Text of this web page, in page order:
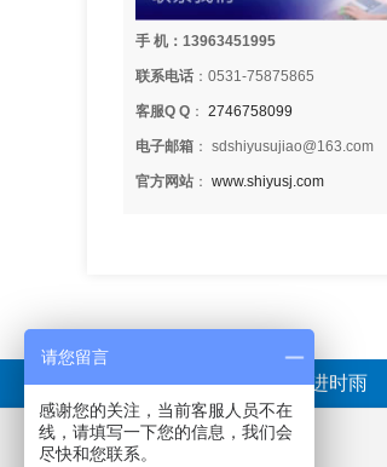
手 机：13963451995
联系电话 ：0531-75875865
客服Q Q ： 2746758099
电子邮箱 ： sdshiyusujiao@163.com
官方网站 ： www.shiyusj.com
首页 走进时雨
产品分类
请您留言
感谢您的关注，当前客服人员不在
线，请填写一下您的信息，我们会
尽快和您联系。